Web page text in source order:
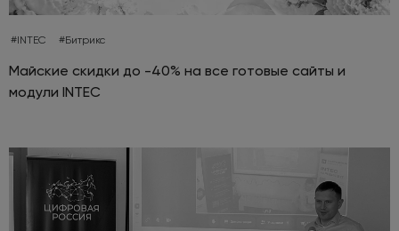
#INTEC #Битрикс
Майские скидки до -40% на все готовые сайты и
модули INTEC